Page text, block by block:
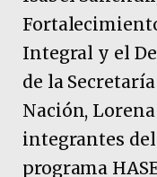
Integral y el
de la
Nación,
integrantes
programa